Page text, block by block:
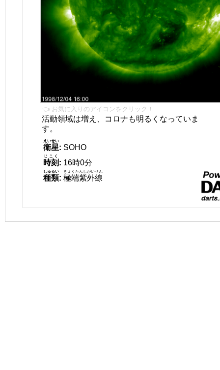
👈 お気に入りのアイコンをクリック！
活動領域は増え、コロナも明るくなっていま
す。
衛星
えいせい
: SOHO
時刻
じこく
: 16時0分
種類
しゅるい
: 極端紫外線
きょくたんしがいせん